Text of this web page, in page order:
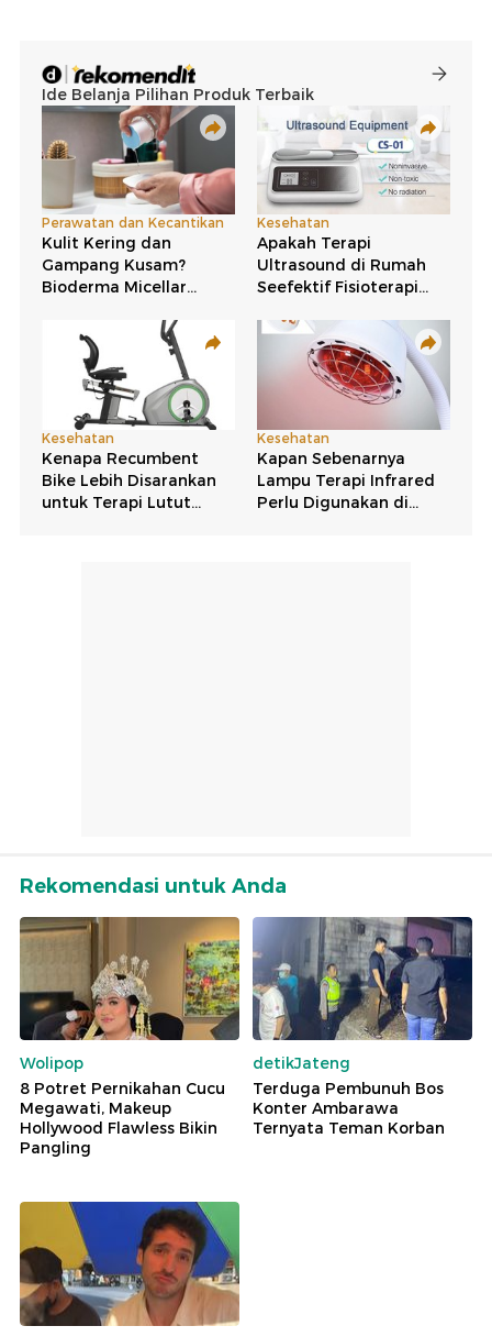
Rekomendasi untuk Anda
Wolipop
8 Potret Pernikahan Cucu
Megawati, Makeup
Hollywood Flawless Bikin
Pangling
detikJateng
Terduga Pembunuh Bos
Konter Ambarawa
Ternyata Teman Korban